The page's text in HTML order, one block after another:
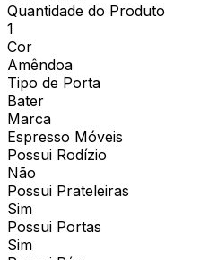
Quantidade do Produto
1
Cor
Amêndoa
Tipo de Porta
Bater
Marca
Espresso Móveis
Possui Rodízio
Não
Possui Prateleiras
Sim
Possui Portas
Sim